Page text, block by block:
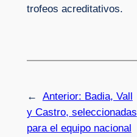
trofeos acreditativos.
← Anterior: Badia, Vall
y Castro, seleccionadas
para el equipo nacional